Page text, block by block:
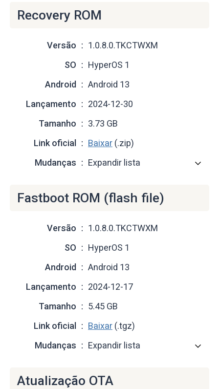
Recovery ROM
Versão
1.0.8.0.TKCTWXM
SO
HyperOS 1
Android
Android 13
Lançamento
2024-12-30
Tamanho
3.73 GB
Link oficial
Baixar (.zip)
Mudanças
Expandir lista
Fastboot ROM (flash file)
Versão
1.0.8.0.TKCTWXM
SO
HyperOS 1
Android
Android 13
Lançamento
2024-12-17
Tamanho
5.45 GB
Link oficial
Baixar (.tgz)
Mudanças
Expandir lista
Atualização OTA